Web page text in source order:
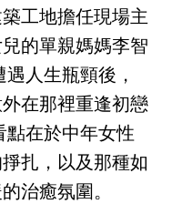
工地擔任現場主
的單親媽媽李智
人生瓶頸後，
在那裡重逢初戀
點在於中年女性
扎，以及那種如
治癒氛圍。